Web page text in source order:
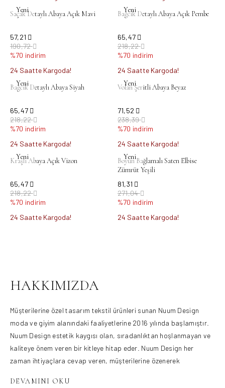
Yeni
Saçak Detaylı Abaya Açık Mavi
57,21
190,72
%70 indirim
24 Saatte Kargoda!
Yeni
Bağcık Detaylı Abaya Açık Pembe
65,47
218,22
%70 indirim
24 Saatte Kargoda!
Yeni
Bağcık Detaylı Abaya Siyah
65,47
218,22
%70 indirim
24 Saatte Kargoda!
Yeni
Volan Şeritli Abaya Beyaz
71,52
238,39
%70 indirim
24 Saatte Kargoda!
Yeni
Kraşlı Abaya Açık Vizon
65,47
218,22
%70 indirim
24 Saatte Kargoda!
Yeni
Boyun Bağlamalı Saten Elbise
Zümrüt Yeşili
81,31
271,04
%70 indirim
24 Saatte Kargoda!
HAKKIMIZDA
Müşterilerine özel tasarım tekstil ürünleri sunan Nuum Design
moda ve giyim alanındaki faaliyetlerine 2016 yılında başlamıştır.
Nuum Design estetik kaygısı olan, sıradanlıktan hoşlanmayan ve
kaliteye önem veren bir kitleye hitap eder. Nuum Design her
zaman ihtiyaçlara cevap veren, müşterilerine özenerek
buluşturmayı ilke edinen bir firmadır. Moda ve kumaş